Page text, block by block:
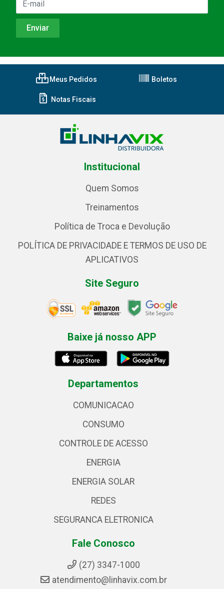
Meus Pedidos Boletos
Notas Fiscais
Institucional
Quem Somos
Treinamentos
Política de Troca e Devolução
POLÍTICA DE PRIVACIDADE E TERMOS DE USO DE
APLICATIVOS
Site Seguro
Baixe já nosso APP
Departamentos
COMUNICACAO
CONSUMO
CONTROLE DE ACESSO
ENERGIA
ENERGIA SOLAR
REDES
SEGURANCA ELETRONICA
Fale Conosco
(27) 3347-1000
atendimento@linhavix.com.br